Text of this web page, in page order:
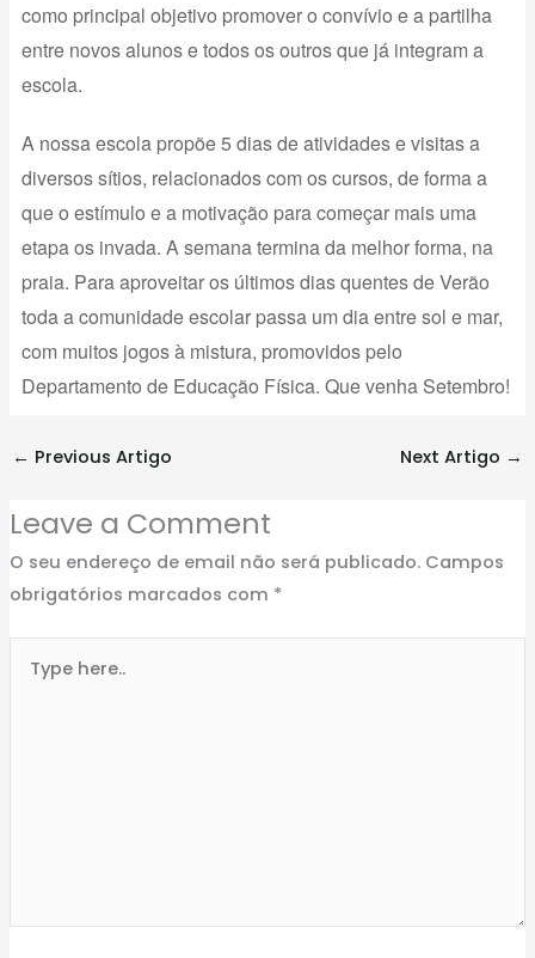
como principal objetivo promover o convívio e a partilha
entre novos alunos e todos os outros que já integram a
escola.
A nossa escola propõe 5 dias de atividades e visitas a
diversos sítios, relacionados com os cursos, de forma a
que o estímulo e a motivação para começar mais uma
etapa os invada. A semana termina da melhor forma, na
praia. Para aproveitar os últimos dias quentes de Verão
toda a comunidade escolar passa um dia entre sol e mar,
com muitos jogos à mistura, promovidos pelo
Departamento de Educação Física. Que venha Setembro!
← Previous Artigo Next Artigo →
Leave a Comment
O seu endereço de email não será publicado. Campos
obrigatórios marcados com *
here..